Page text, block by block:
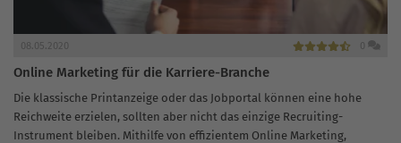
08.05.2020 0
Online Marketing für die Karriere-Branche
Die klassische Printanzeige oder das Jobportal können eine hohe
Reichweite erzielen, sollten aber nicht das einzige Recruiting-
Instrument bleiben. Mithilfe von effizientem Online Marketing,